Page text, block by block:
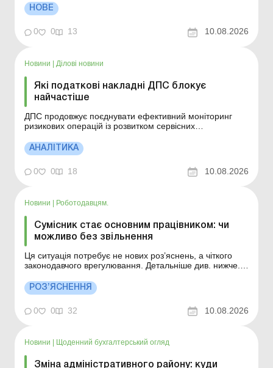
допущених за минулі податкові (звітні) періоди, – з
01.01.2027. Більше за темою: Чи треба сплачувати
екологічний податок за тимчасове зберігання в...
НОВЕ
0 0 13 10.08.2026
Новини | Ділові новини
Які податкові накладні ДПС блокує
найчастіше
ДПС продовжує поєднувати ефективний моніторинг
ризикових операцій із розвитком сервісних
уникати помилок та безперешкодно реєструвати
податкові накладні. Більше за темою: ПН: реєстрація в
накладних/ро...
АНАЛІТИКА
0 0 18 10.08.2026
Новини | Роботодавцям.
Сумісник стає основним працівником: чи
можливо без звільнення
Ця ситуація потребує не нових роз’яснень, а чіткого
законодавчого врегулювання. Детальніше див. нижче.
основному місці та за сумісництвом повний робочий
день? Звільнення сумісника в разі прийняття основного
працівника: чи можливо Чи можна прийн...
РОЗ’ЯСНЕННЯ
0 0 32 10.08.2026
Новини Щоденний бухгалтерський огляд
Зміна адміністративного району: куди